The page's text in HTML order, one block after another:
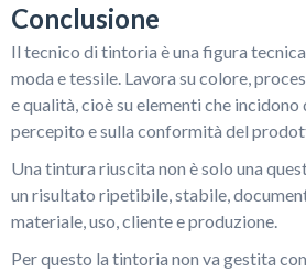
Conclusione
Il tecnico di tintoria è una figura
moda e tessile. Lavora su colore,
e qualità, cioè su elementi che
percepito e sulla conformità del
Una tintura riuscita non è solo una
un risultato ripetibile, stabile,
materiale, uso, cliente e produzione.
Per questo la tintoria non va gestita